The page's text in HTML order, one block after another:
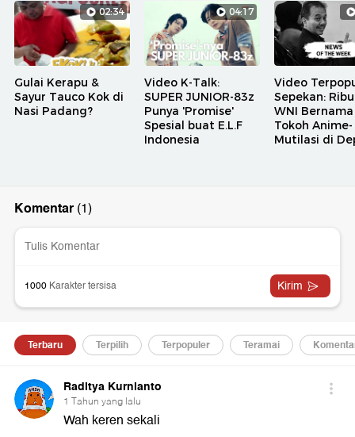
02:34
Gulai Kerapu &
Sayur Tauco Kok di
Nasi Padang?
04:17
Video K-Talk:
SUPER JUNIOR-83z
Punya 'Promise'
Spesial buat E.L.F
Indonesia
Video
Sepekan:
WNI Bernama
Tokoh Anime-
Mutilasi di